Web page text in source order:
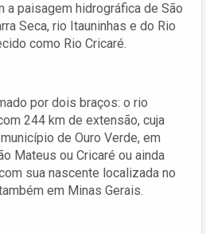
a paisagem hidrográfica de São
Seca, rio Itauninhas e do Rio
como Rio Cricaré.
por dois braços: o rio
244 km de extensão, cuja
de Ouro Verde, em
Mateus ou Cricaré ou ainda
sua nascente localizada no
em Minas Gerais.